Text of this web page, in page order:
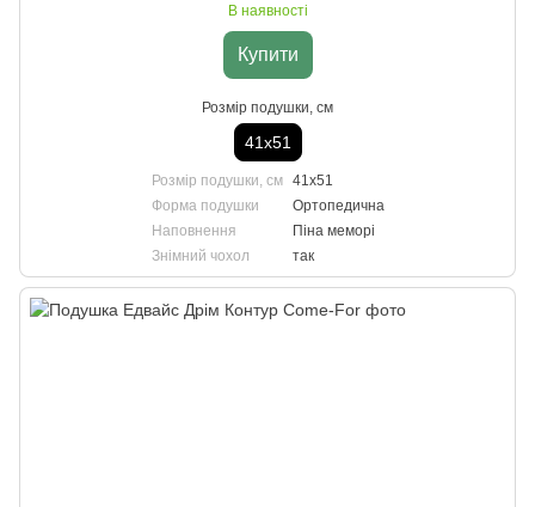
В наявності
Купити
Розмір подушки, см
41х51
Розмір подушки, см
41х51
Форма подушки
Ортопедична
Наповнення
Піна меморі
Знімний чохол
так